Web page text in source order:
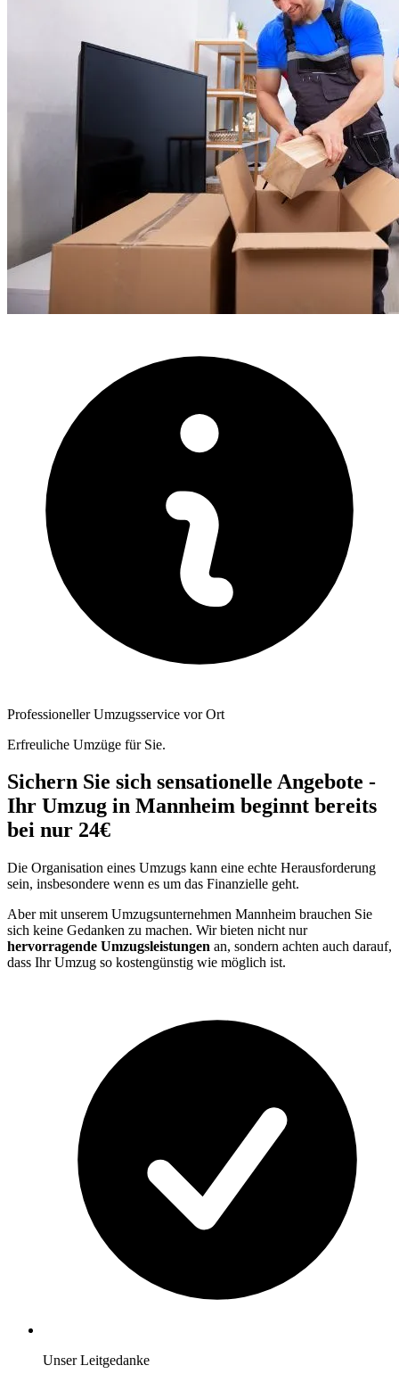
Professioneller Umzugsservice vor Ort
Erfreuliche Umzüge für Sie.
Sichern Sie sich sensationelle Angebote -
Ihr Umzug in Mannheim beginnt bereits
bei nur 24€
Die Organisation eines Umzugs kann eine echte Herausforderung
sein, insbesondere wenn es um das Finanzielle geht.
Aber mit unserem Umzugsunternehmen Mannheim brauchen Sie
sich keine Gedanken zu machen. Wir bieten nicht nur
hervorragende Umzugsleistungen an, sondern achten auch darauf,
dass Ihr Umzug so kostengünstig wie möglich ist.
Unser Leitgedanke